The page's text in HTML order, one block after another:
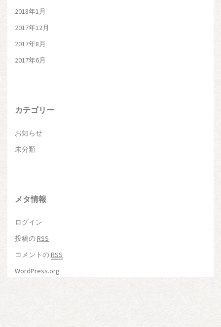
2018年1月
2017年12月
2017年8月
2017年6月
カテゴリー
お知らせ
未分類
メタ情報
ログイン
投稿のRSS
コメントのRSS
WordPress.org